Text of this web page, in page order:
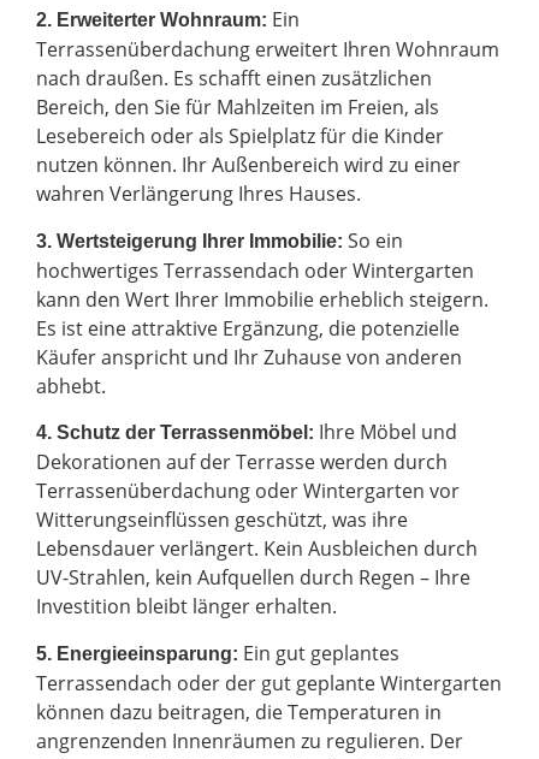
2. Erweiterter Wohnraum: Ein
Terrassenüberdachung erweitert Ihren Wohnraum
nach draußen. Es schafft einen zusätzlichen
Bereich, den Sie für Mahlzeiten im Freien, als
Lesebereich oder als Spielplatz für die Kinder
nutzen können. Ihr Außenbereich wird zu einer
wahren Verlängerung Ihres Hauses.
3. Wertsteigerung Ihrer Immobilie: So ein
hochwertiges Terrassendach oder Wintergarten
kann den Wert Ihrer Immobilie erheblich steigern.
Es ist eine attraktive Ergänzung, die potenzielle
Käufer anspricht und Ihr Zuhause von anderen
abhebt.
4. Schutz der Terrassenmöbel: Ihre Möbel und
Dekorationen auf der Terrasse werden durch
Terrassenüberdachung oder Wintergarten vor
Witterungseinflüssen geschützt, was ihre
Lebensdauer verlängert. Kein Ausbleichen durch
UV-Strahlen, kein Aufquellen durch Regen – Ihre
Investition bleibt länger erhalten.
5. Energieeinsparung: Ein gut geplantes
Terrassendach oder der gut geplante Wintergarten
können dazu beitragen, die Temperaturen in
angrenzenden Innenräumen zu regulieren. Der